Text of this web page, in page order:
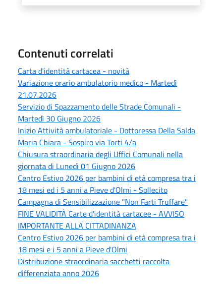
Contenuti correlati
Carta d'identità cartacea - novità
Variazione orario ambulatorio medico - Martedì
21.07.2026
Servizio di Spazzamento delle Strade Comunali -
Martedì 30 Giugno 2026
Inizio Attività ambulatoriale - Dottoressa Della Salda
Maria Chiara - Sospiro via Torti 4/a
Chiusura straordinaria degli Uffici Comunali nella
giornata di Lunedì 01 Giugno 2026
Centro Estivo 2026 per bambini di età compresa tra i
18 mesi ed i 5 anni a Pieve d'Olmi - Sollecito
Campagna di Sensibilizzazione "Non Farti Truffare"
FINE VALIDITÀ Carte d'identità cartacee - AVVISO
IMPORTANTE ALLA CITTADINANZA
Centro Estivo 2026 per bambini di età compresa tra i
18 mesi e i 5 anni a Pieve d'Olmi
Distribuzione straordinaria sacchetti raccolta
differenziata anno 2026